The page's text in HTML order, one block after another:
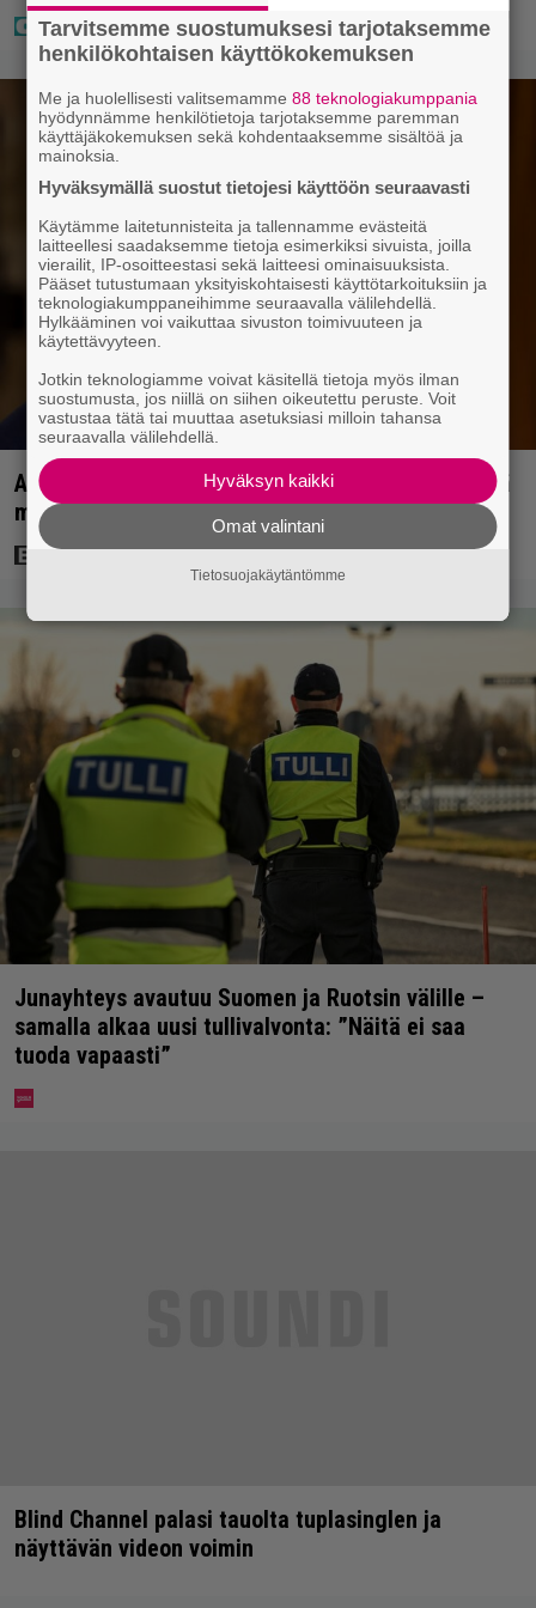
Antonio Banderas: ”Sydänkohtaus on parasta mitä
minulle on tapahtunut”
Junayhteys avautuu Suomen ja Ruotsin välille –
samalla alkaa uusi tullivalvonta: ”Näitä ei saa
tuoda vapaasti”
Blind Channel palasi tauolta tuplasinglen ja
näyttävän videon voimin
Tarvitsemme suostumuksesi tarjotaksemme
henkilökohtaisen käyttökokemuksen
Me ja huolellisesti valitsemamme88 teknologiakumppania
hyödynnämme henkilötietoja tarjotaksemme paremman
käyttäjäkokemuksen sekä kohdentaaksemme sisältöä ja
mainoksia.
Hyväksymällä suostut tietojesi käyttöön seuraavasti
Käytämme laitetunnisteita ja tallennamme evästeitä
laitteellesi saadaksemme tietoja esimerkiksi sivuista, joilla
vierailit, IP-osoitteestasi sekä laitteesi ominaisuuksista.
Pääset tutustumaan yksityiskohtaisesti käyttötarkoituksiin ja
teknologiakumppaneihimme seuraavalla välilehdellä.
Hylkääminen voi vaikuttaa sivuston toimivuuteen ja
käytettävyyteen.
Jotkin teknologiamme voivat käsitellä tietoja myös ilman
suostumusta, jos niillä on siihen oikeutettu peruste. Voit
vastustaa tätä tai muuttaa asetuksiasi milloin tahansa
seuraavalla välilehdellä.
Hyväksyn kaikki
Omat valintani
Tietosuojakäytäntömme